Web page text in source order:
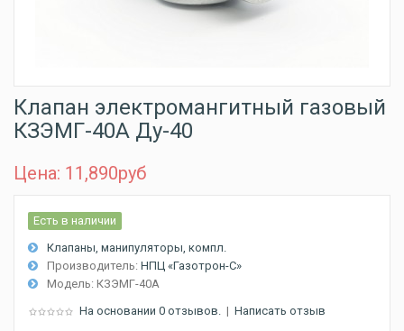
Клапан электромангитный газовый
КЗЭМГ-40А Ду-40
Цена: 11,890руб
Есть в наличии
Клапаны, манипуляторы, компл.
Производитель: НПЦ «Газотрон-С»
Модель: КЗЭМГ-40А
На основании 0 отзывов. | Написать отзыв